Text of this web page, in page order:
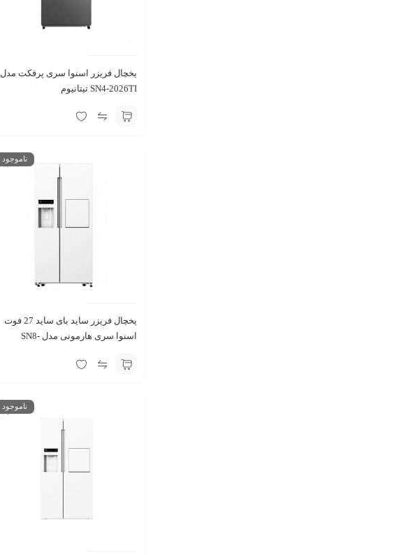
یخچال فریزر اسنوا سری پرفکت مدل
SN4-2026TI تیتانیوم
ناموجود
یخچال فریزر ساید بای ساید 27 فوت
اسنوا سری هارمونی مدل SN8-
ناموجود